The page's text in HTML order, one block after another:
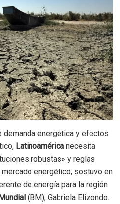
demanda energética y efectos
Latinoamérica necesita
robustas» y reglas
energético, sostuvo en
de energía para la región
(BM), Gabriela Elizondo.